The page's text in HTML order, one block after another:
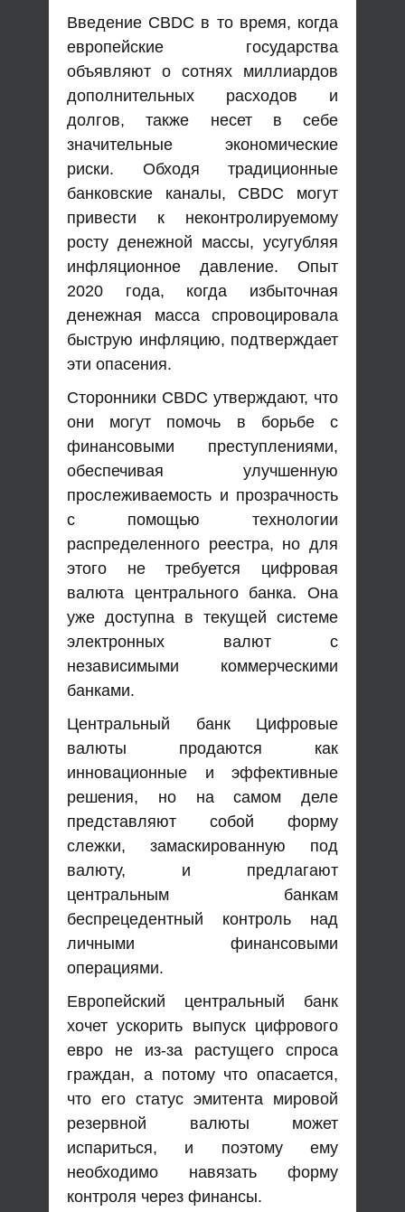
Введение CBDC в то время, когда
европейские государства
объявляют о сотнях миллиардов
дополнительных расходов и
долгов, также несет в себе
значительные экономические
риски. Обходя традиционные
банковские каналы, CBDC могут
привести к неконтролируемому
росту денежной массы, усугубляя
инфляционное давление. Опыт
2020 года, когда избыточная
денежная масса спровоцировала
быструю инфляцию, подтверждает
эти опасения.
Сторонники CBDC утверждают, что
они могут помочь в борьбе с
финансовыми преступлениями,
обеспечивая улучшенную
прослеживаемость и прозрачность
с помощью технологии
распределенного реестра, но для
этого не требуется цифровая
валюта центрального банка. Она
уже доступна в текущей системе
электронных валют с
независимыми коммерческими
банками.
Центральный банк Цифровые
валюты продаются как
инновационные и эффективные
решения, но на самом деле
представляют собой форму
слежки, замаскированную под
валюту, и предлагают
центральным банкам
беспрецедентный контроль над
личными финансовыми
операциями.
Европейский центральный банк
хочет ускорить выпуск цифрового
евро не из-за растущего спроса
граждан, а потому что опасается,
что его статус эмитента мировой
резервной валюты может
испариться, и поэтому ему
необходимо навязать форму
контроля через финансы.